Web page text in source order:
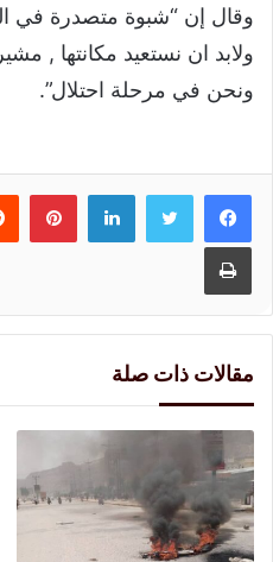
وقال إن “شبوة متصدرة في
ولابد ان نستعيد مكانتها ,
ونحن في مرحلة احتلال”.
لينكدإن
طباعة
مقالات ذات صلة